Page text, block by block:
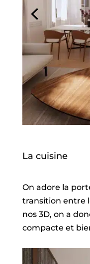
La cuisine
On adore la
transition entre
nos 3D, on a
compacte et